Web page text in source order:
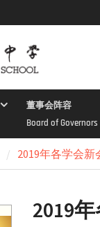
董事会阵容
Board of Governors
2019年各学会
2019